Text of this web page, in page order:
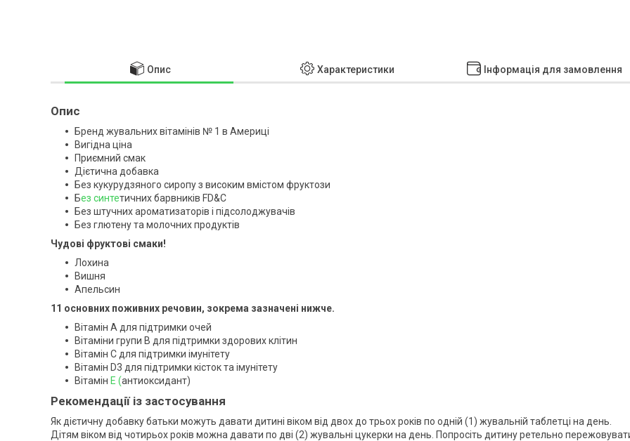
Опис Характеристики Інформація для замовлення
Опис
Бренд жувальних вітамінів № 1 в Америці
Вигідна ціна
Приємний смак
Дієтична добавка
Без кукурудзяного сиропу з високим вмістом фруктози
Без синтетичних барвників FD&C
Без штучних ароматизаторів і підсолоджувачів
Без глютену та молочних продуктів
Чудові фруктові смаки!
Лохина
Вишня
Апельсин
11 основних поживних речовин, зокрема зазначені нижче.
Вітамін A для підтримки очей
Вітаміни групи B для підтримки здорових клітин
Вітамін C для підтримки імунітету
Вітамін D3 для підтримки кісток та імунітету
Вітамін E (антиоксидант)
Рекомендації із застосування
Як дієтичну добавку батьки можуть давати дитині віком від двох до трьох років по одній (1) жувальній таблетці на день.
Дітям віком від чотирьох років можна давати по дві (2) жувальні цукерки на день. Попросіть дитину ретельно